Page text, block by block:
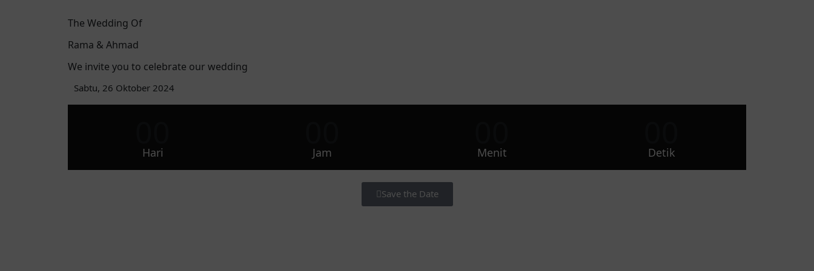
The Wedding Of
Rama & Ahmad
We invite you to celebrate our wedding
Sabtu, 26 Oktober 2024
Hari Jam Menit Detik
Save the Date